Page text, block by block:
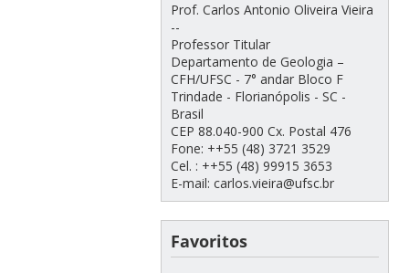
Prof. Carlos Antonio Oliveira Vieira
--
Professor Titular
Departamento de Geologia –
CFH/UFSC - 7° andar Bloco F
Trindade - Florianópolis - SC -
Brasil
CEP 88.040-900 Cx. Postal 476
Fone: ++55 (48) 3721 3529
Cel. : ++55 (48) 99915 3653
E-mail: carlos.vieira@ufsc.br
Favoritos